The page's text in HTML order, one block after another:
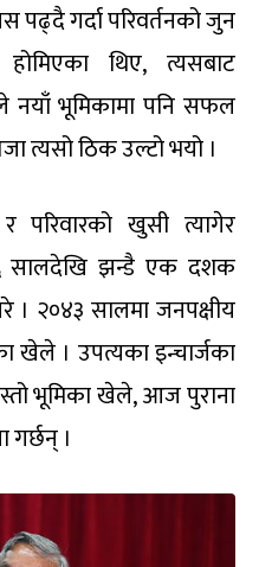
पढ्दै गर्दा परिवर्तनको जुन
थिए, त्यसबाट
नयाँ भूमिकामा पनि सफल
त्यसो ठिक उल्टो भयो ।
परिवारको खुसी त्यागेर
सालदेखि झन्डै एक दशक
। २०४३ सालमा जनपक्षीय
खेले । उपत्यका इन्चार्जका
भूमिका खेले, आज पुराना
।